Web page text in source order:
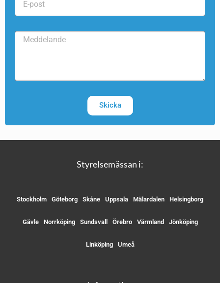
Skicka
Styrelsemässan i:
Stockholm Göteborg Skåne Uppsala Mälardalen Helsingborg
Gävle Norrköping Sundsvall Örebro Värmland Jönköping
Linköping Umeå